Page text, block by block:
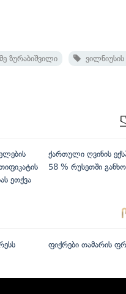
ზურაბიშვილი ვილნიუსის
ეთქვა
ქართული ღვინის
58 % რუსეთში
ფიქრები თამარის